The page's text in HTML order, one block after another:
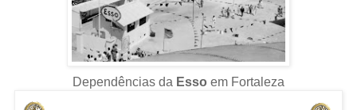
Dependências da Esso em Fortaleza